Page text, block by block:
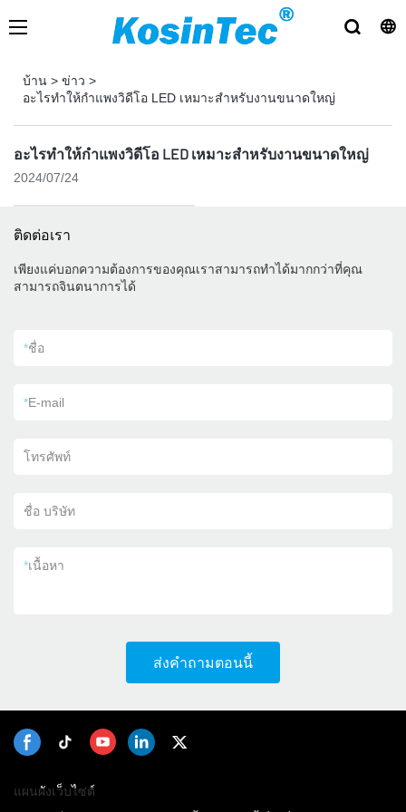
บ้าน > ข่าว >
อะไรทำให้กำแพงวิดีโอ LED เหมาะสำหรับงานขนาดใหญ่
อะไรทำให้กำแพงวิดีโอ LED เหมาะสำหรับงานขนาดใหญ่
2024/07/24
ติดต่อเรา
เพียงแค่บอกความต้องการของคุณเราสามารถทำได้มากกว่าที่คุณ
สามารถจินตนาการได้
*ชื่อ
*E-mail
โทรศัพท์
ชื่อ บริษัท
*เนื้อหา
ส่งคำถามตอนนี้
แผนผังเว็บไซต์